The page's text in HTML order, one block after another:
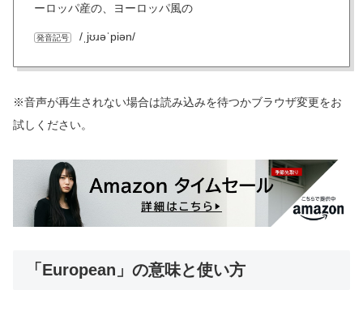
ーロッパ産の、ヨーロッパ風の
発音記号 /ˌjʊɹəˈpiən/
※音声が再生されない場合は読み込みを待つかブラウザ変更をお
試しください。
「European」の意味と使い方